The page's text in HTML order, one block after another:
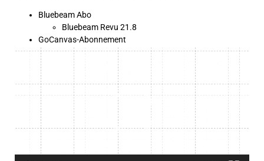
Bluebeam Abo
Bluebeam Revu 21.8
GoCanvas-Abonnement
Video